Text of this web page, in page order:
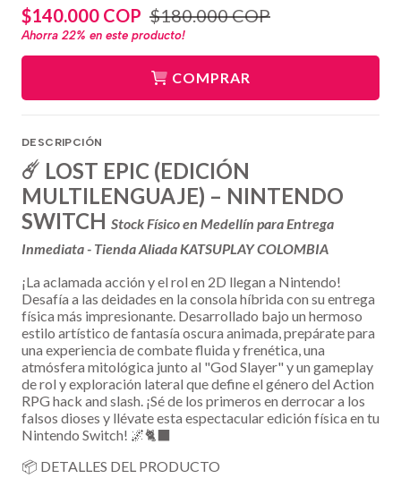
$140.000 COP $180.000 COP
Ahorra 22% en este producto!
COMPRAR
DESCRIPCIÓN
☄️ LOST EPIC (EDICIÓN
MULTILENGUAJE) – NINTENDO
SWITCH Stock Físico en Medellín para Entrega
Inmediata - Tienda Aliada KATSUPLAY COLOMBIA
¡La aclamada acción y el rol en 2D llegan a Nintendo!
Desafía a las deidades en la consola híbrida con su entrega
física más impresionante. Desarrollado bajo un hermoso
estilo artístico de fantasía oscura animada, prepárate para
una experiencia de combate fluida y frenética, una
atmósfera mitológica junto al "God Slayer" y un gameplay
de rol y exploración lateral que define el género del Action
RPG hack and slash. ¡Sé de los primeros en derrocar a los
falsos dioses y llévate esta espectacular edición física en tu
Nintendo Switch! 🌌🐈‍⬛
📦 DETALLES DEL PRODUCTO